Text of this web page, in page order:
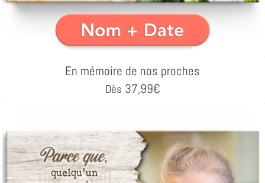
En mémoire de nos proches
Dès 37,99€